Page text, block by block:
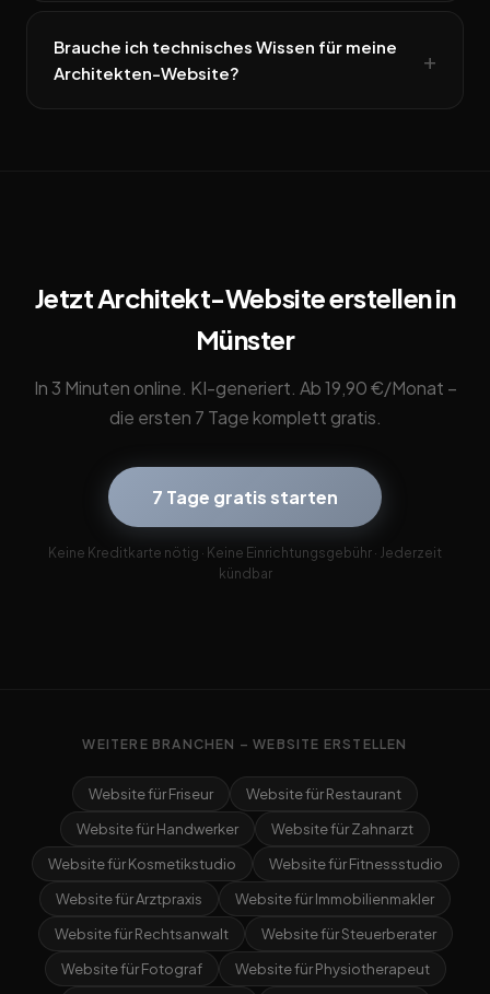
Brauche ich technisches Wissen für meine
Architekten-Website?
Jetzt Architekt-Website erstellen in
Münster
In 3 Minuten online. KI-generiert. Ab 19,90 €/Monat –
die ersten 7 Tage komplett gratis.
7 Tage gratis starten
Keine Kreditkarte nötig · Keine Einrichtungsgebühr · Jederzeit
kündbar
WEITERE BRANCHEN – WEBSITE ERSTELLEN
Website für Friseur
Website für Restaurant
Website für Handwerker
Website für Zahnarzt
Website für Kosmetikstudio
Website für Fitnessstudio
Website für Arztpraxis
Website für Immobilienmakler
Website für Rechtsanwalt
Website für Steuerberater
Website für Fotograf
Website für Physiotherapeut